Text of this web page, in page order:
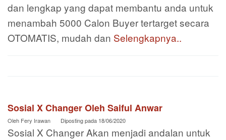
dan lengkap yang dapat membantu anda untuk
menambah 5000 Calon Buyer tertarget secara
OTOMATIS, mudah dan Selengkapnya..
Sosial X Changer Oleh Saiful Anwar
Oleh Fery Irawan Diposting pada 18/06/2020
Sosial X Changer Akan menjadi andalan untuk